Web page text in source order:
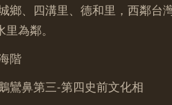
鄉、四溝里、德和里，西鄰台
為鄰。
階
鸞鼻第三-第四史前文化相